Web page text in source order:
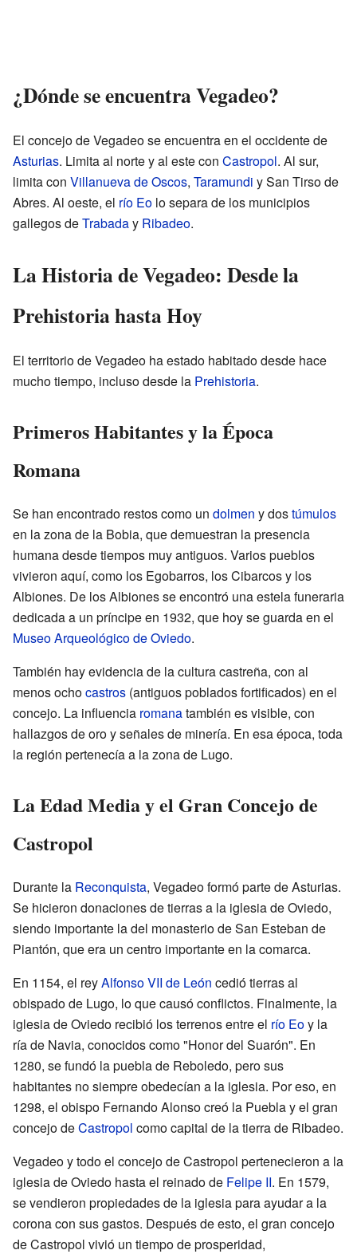
¿Dónde se encuentra Vegadeo?
El concejo de Vegadeo se encuentra en el occidente de
Asturias. Limita al norte y al este con Castropol. Al sur,
limita con Villanueva de Oscos, Taramundi y San Tirso de
Abres. Al oeste, el río Eo lo separa de los municipios
gallegos deTrabaday Ribadeo.
La Historia de Vegadeo: Desde la
Prehistoria hasta Hoy
El territorio de Vegadeo ha estado habitado desde hace
mucho tiempo, incluso desde la Prehistoria.
Primeros Habitantes y la Época
Romana
Se han encontrado restos como un dolmen y dostúmulos
en la zona de la Bobia, que demuestran la presencia
humana desde tiempos muy antiguos. Varios pueblos
vivieron aquí, como los Egobarros, los Cibarcos y los
Albiones. De los Albiones se encontró una estela funeraria
dedicada a un príncipe en 1932, que hoy se guarda en el
Museo Arqueológico de Oviedo.
También hay evidencia de la cultura castreña, con al
menos ochocastros (antiguos poblados fortificados) en el
concejo. La influencia romanatambién es visible, con
hallazgos de oro y señales de minería. En esa época, toda
la región pertenecía a la zona de Lugo.
La Edad Media y el Gran Concejo de
Castropol
Durante la Reconquista, Vegadeo formó parte de Asturias.
Se hicieron donaciones de tierras a la iglesia de Oviedo,
siendo importante la del monasterio de San Esteban de
Piantón, que era un centro importante en la comarca.
En 1154, el reyAlfonso VII de León cedió tierras al
obispado de Lugo, lo que causó conflictos. Finalmente, la
iglesia de Oviedo recibió los terrenos entre el río Eoy la
ría de Navia, conocidos como "Honor del Suarón". En
1280, se fundó la puebla de Reboledo, pero sus
habitantes no siempre obedecían a la iglesia. Por eso, en
1298, el obispo Fernando Alonso creó la Puebla y el gran
concejo deCastropol como capital de la tierra de Ribadeo.
Vegadeo y todo el concejo de Castropol pertenecieron a la
iglesia de Oviedo hasta el reinado de Felipe II. En 1579,
se vendieron propiedades de la iglesia para ayudar a la
corona con sus gastos. Después de esto, el gran concejo
de Castropol vivió un tiempo de prosperidad,